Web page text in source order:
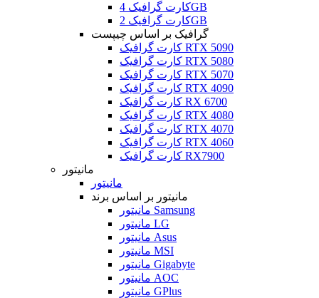
کارت گرافیک 4GB
کارت گرافیک 2GB
گرافیک بر اساس چیپست
کارت گرافیک RTX 5090
کارت گرافیک RTX 5080
کارت گرافیک RTX 5070
کارت گرافیک RTX 4090
کارت گرافیک RX 6700
کارت گرافیک RTX 4080
کارت گرافیک RTX 4070
کارت گرافیک RTX 4060
کارت گرافیک RX7900
مانیتور
مانیتور
مانیتور بر اساس برند
مانیتور Samsung
مانیتور LG
مانیتور Asus
مانیتور MSI
مانیتور Gigabyte
مانیتور AOC
مانیتور GPlus